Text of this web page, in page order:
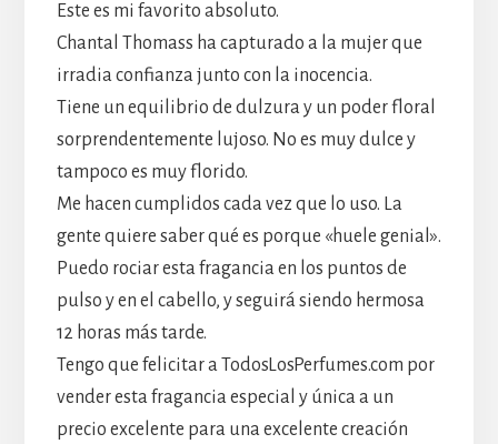
Este es mi favorito absoluto.
Chantal Thomass ha capturado a la mujer que
irradia confianza junto con la inocencia.
Tiene un equilibrio de dulzura y un poder floral
sorprendentemente lujoso. No es muy dulce y
tampoco es muy florido.
Me hacen cumplidos cada vez que lo uso. La
gente quiere saber qué es porque «huele genial».
Puedo rociar esta fragancia en los puntos de
pulso y en el cabello, y seguirá siendo hermosa
12 horas más tarde.
Tengo que felicitar a TodosLosPerfumes.com por
vender esta fragancia especial y única a un
precio excelente para una excelente creación